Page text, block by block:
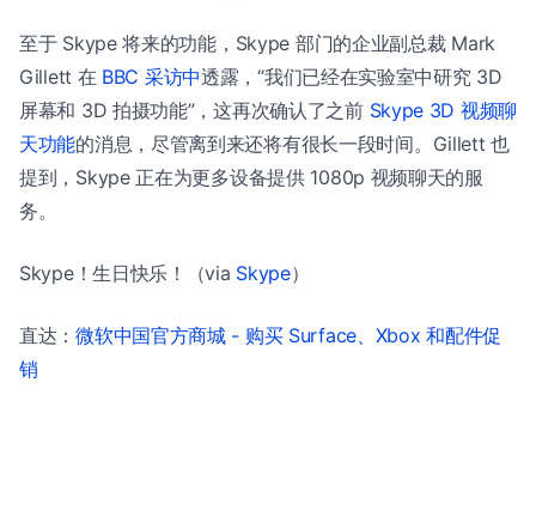
至于 Skype 将来的功能，Skype 部门的企业副总裁 Mark
Gillett 在 BBC 采访中透露，“我们已经在实验室中研究 3D
屏幕和 3D 拍摄功能”，这再次确认了之前 Skype 3D 视频聊
天功能的消息，尽管离到来还将有很长一段时间。Gillett 也
提到，Skype 正在为更多设备提供 1080p 视频聊天的服
务。
Skype！生日快乐！（via Skype）
直达：微软中国官方商城 - 购买 Surface、Xbox 和配件促
销